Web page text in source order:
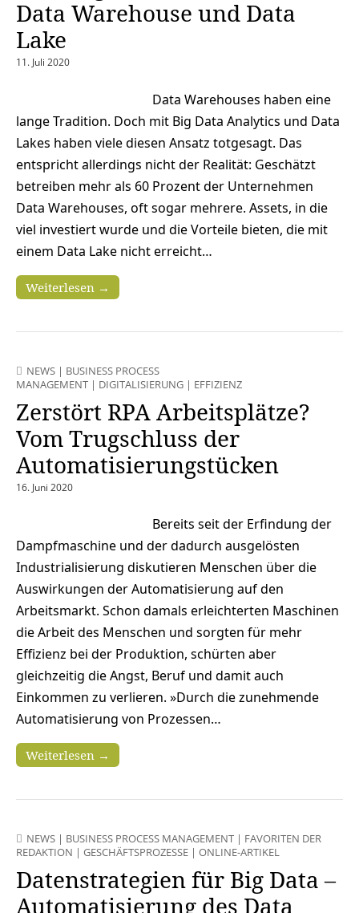
Data Warehouse und Data
Lake
11. Juli 2020
Data Warehouses haben eine
lange Tradition. Doch mit Big Data Analytics und Data
Lakes haben viele diesen Ansatz totgesagt. Das
entspricht allerdings nicht der Realität: Geschätzt
betreiben mehr als 60 Prozent der Unternehmen
Data Warehouses, oft sogar mehrere. Assets, in die
viel investiert wurde und die Vorteile bieten, die mit
einem Data Lake nicht erreicht…
Weiterlesen →
NEWS | BUSINESS PROCESS
MANAGEMENT | DIGITALISIERUNG | EFFIZIENZ
Zerstört RPA Arbeitsplätze?
Vom Trugschluss der
Automatisierungstücken
16. Juni 2020
Bereits seit der Erfindung der
Dampfmaschine und der dadurch ausgelösten
Industrialisierung diskutieren Menschen über die
Auswirkungen der Automatisierung auf den
Arbeitsmarkt. Schon damals erleichterten Maschinen
die Arbeit des Menschen und sorgten für mehr
Effizienz bei der Produktion, schürten aber
gleichzeitig die Angst, Beruf und damit auch
Einkommen zu verlieren. »Durch die zunehmende
Automatisierung von Prozessen…
Weiterlesen →
NEWS | BUSINESS PROCESS MANAGEMENT | FAVORITEN DER
REDAKTION | GESCHÄFTSPROZESSE | ONLINE-ARTIKEL
Datenstrategien für Big Data –
Automatisierung des Data